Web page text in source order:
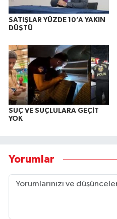
SATIŞLAR YÜZDE 10’A YAKIN
DÜŞTÜ
SUÇ VE SUÇLULARA GEÇİT
YOK
Yorumlar